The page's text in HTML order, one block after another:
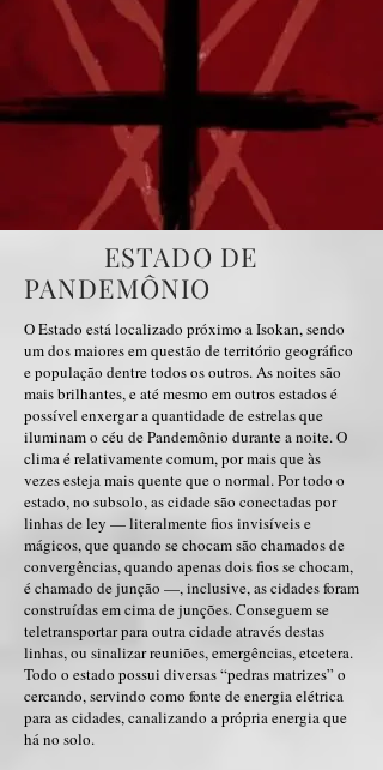
ESTADO DE
PANDEMÔNIO
O Estado está localizado próximo a Isokan, sendo
um dos maiores em questão de território geográfico
e população dentre todos os outros. As noites são
mais brilhantes, e até mesmo em outros estados é
possível enxergar a quantidade de estrelas que
iluminam o céu de Pandemônio durante a noite. O
clima é relativamente comum, por mais que às
vezes esteja mais quente que o normal. Por todo o
estado, no subsolo, as cidade são conectadas por
linhas de ley — literalmente fios invisíveis e
mágicos, que quando se chocam são chamados de
convergências, quando apenas dois fios se chocam,
é chamado de junção —, inclusive, as cidades foram
construídas em cima de junções. Conseguem se
teletransportar para outra cidade através destas
linhas, ou sinalizar reuniões, emergências, etcetera.
Todo o estado possui diversas “pedras matrizes” o
cercando, servindo como fonte de energia elétrica
para as cidades, canalizando a própria energia que
há no solo.